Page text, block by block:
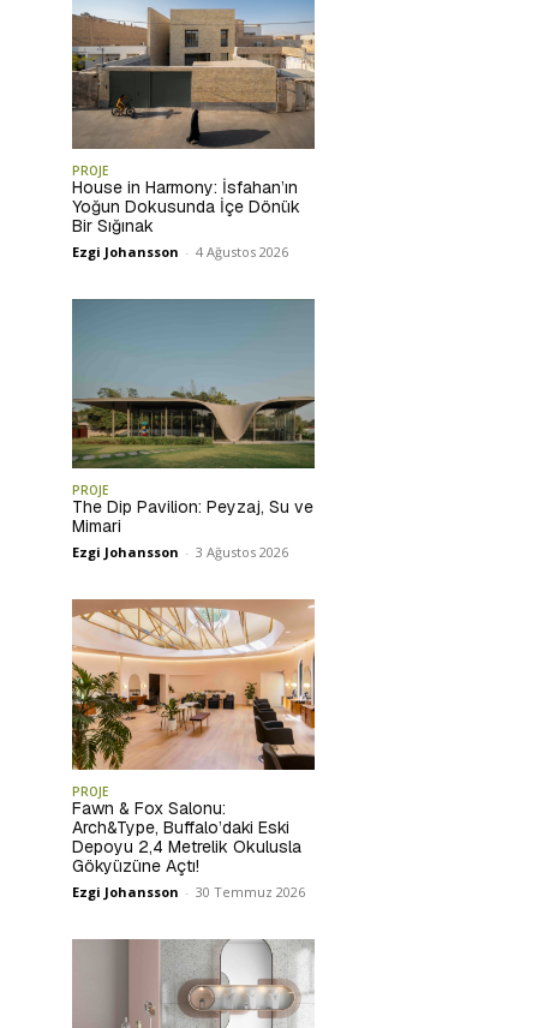
PROJE
House in Harmony: İsfahan’ın
Yoğun Dokusunda İçe Dönük
Bir Sığınak
Ezgi Johansson - 4 Ağustos 2026
PROJE
The Dip Pavilion: Peyzaj, Su ve
Mimari
Ezgi Johansson - 3 Ağustos 2026
PROJE
Fawn & Fox Salonu:
Arch&Type, Buffalo’daki Eski
Depoyu 2,4 Metrelik Okulusla
Gökyüzüne Açtı!
Ezgi Johansson - 30 Temmuz 2026